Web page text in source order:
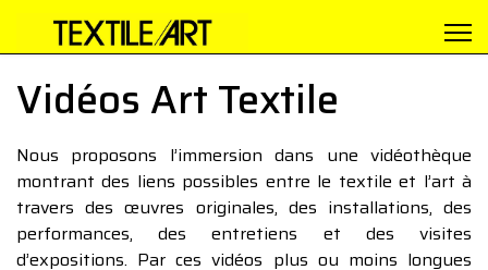
Vidéos Art Textile
Nous proposons l’immersion dans une vidéothèque
montrant des liens possibles entre le textile et l’art à
travers des œuvres originales, des installations, des
performances, des entretiens et des visites
d’expositions. Par ces vidéos plus ou moins longues